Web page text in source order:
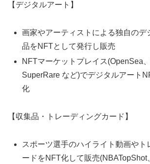
【デジタルアート】
画家やアーティストによる独自のデ
品をNFTとして発行し販売
NFTマーケットプレイス(OpenSea
SuperRare など)でデジタルアート
化
【収集品・トレーディングカード】
スポーツ選手のハイライト動画やト
ードをNFT化して販売(NBATopShot